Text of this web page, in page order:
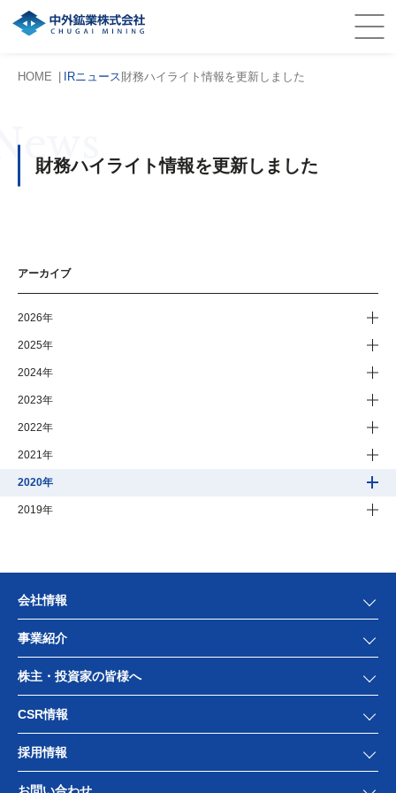
HOME IRニュース 財務ハイライト情報を更新しました
財務ハイライト情報を更新しました
アーカイブ
2026年
2025年
2024年
2023年
2022年
2021年
2020年
2019年
会社情報
事業紹介
株主・投資家の皆様へ
CSR情報
採用情報
お問い合わせ